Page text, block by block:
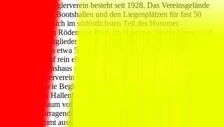
Der Husumer Seglerverein besteht seit 1928. Das Vereinsgelände
mit Vereinshaus,Bootshallen und den Liegenplätzen für fast 50
Boote befindet sich im südöstlichsten Teil des Husumer
Außenhafens im Rödemiser Priel. Im Husumer Segler-Verein sind
zur Zeit 165 Mitglieder inclusive einer großen Jugendgruppe und
ein Bestand von etwa 50 Booten zu finden. Jugendausbildung wird
sehr intensiv auf rein ehrenamtlicher Basis betrieben.Die Ausbildung
findet im Vereinshaus sowie auf dem Wasser statt.Hierzu stellt der
Husumer Seglerverein für seine Jugendlichen gern viele Optimisten
und Jollen sowie Begleitboote zur Verfügung.Der Seglerverein hält
natürlich auch Hallenfläche sowie Bootsanhänger und natürlich den
Ausbildungsraum vor. Wir sind stolz auf die große Jugendgruppe
und sie hervorragende Ausbildung;die Unterstützung durch
Gooding kommt ausschließlich unserer Jugendarbeit zu Gute.